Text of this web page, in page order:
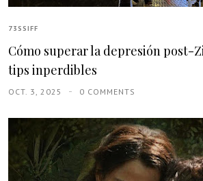
73SSIFF
Cómo superar la depresión post-
tips inperdibles
OCT. 3, 2025 0 COMMENTS